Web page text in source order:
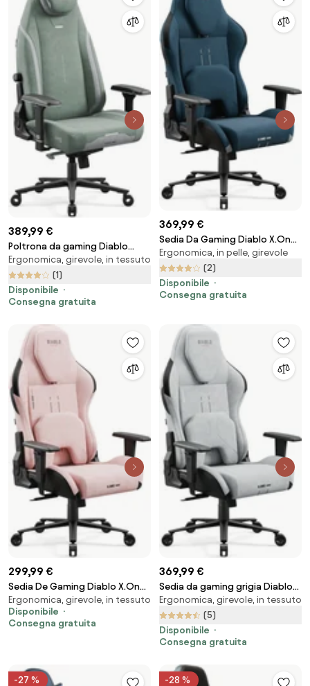
389,99 €
Poltrona da gaming Diablo
X.Eye Prime, Normal Size, Gothic
Green
Ergonomica, girevole, in tessuto
(1)
Disponibile
Consegna gratuita
369,99 €
Sedia Da Gaming Diablo X.One
Prime, Normal Size, Meta Ocean
Ergonomica, in pelle, girevole
(2)
Disponibile
Consegna gratuita
299,99 €
Sedia De Gaming Diablo X.One
Prime, Normal Size, Akira Pink
Ergonomica, girevole, in tessuto
Disponibile
Consegna gratuita
369,99 €
Sedia da gaming grigia Diablo
X.One Prime, Normal Size,
Nightwolf Moon
Ergonomica, girevole, in tessuto
(5)
Disponibile
Consegna gratuita
-27 % -28 %